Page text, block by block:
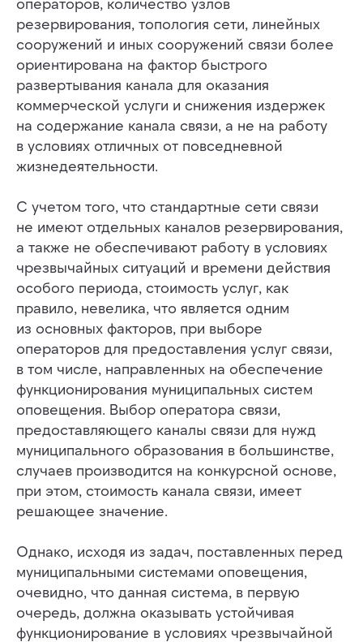
резервирования, топология сети, линейных
сооружений и иных сооружений связи более
ориентирована на фактор быстрого
развертывания канала для оказания
коммерческой услуги и снижения издержек
на содержание канала связи, а не на работу
в условиях отличных от повседневной
жизнедеятельности.
С учетом того, что стандартные сети связи
не имеют отдельных каналов резервирования,
а также не обеспечивают работу в условиях
чрезвычайных ситуаций и времени действия
особого периода, стоимость услуг, как
правило, невелика, что является одним
из основных факторов, при выборе
операторов для предоставления услуг связи,
в том числе, направленных на обеспечение
функционирования муниципальных систем
оповещения. Выбор оператора связи,
предоставляющего каналы связи для нужд
муниципального образования в большинстве,
случаев производится на конкурсной основе,
при этом, стоимость канала связи, имеет
решающее значение.
Однако, исходя из задач, поставленных перед
муниципальными системами оповещения,
очевидно, что данная система, в первую
очередь, должна оказывать устойчивая
функционирование в условиях чрезвычайной